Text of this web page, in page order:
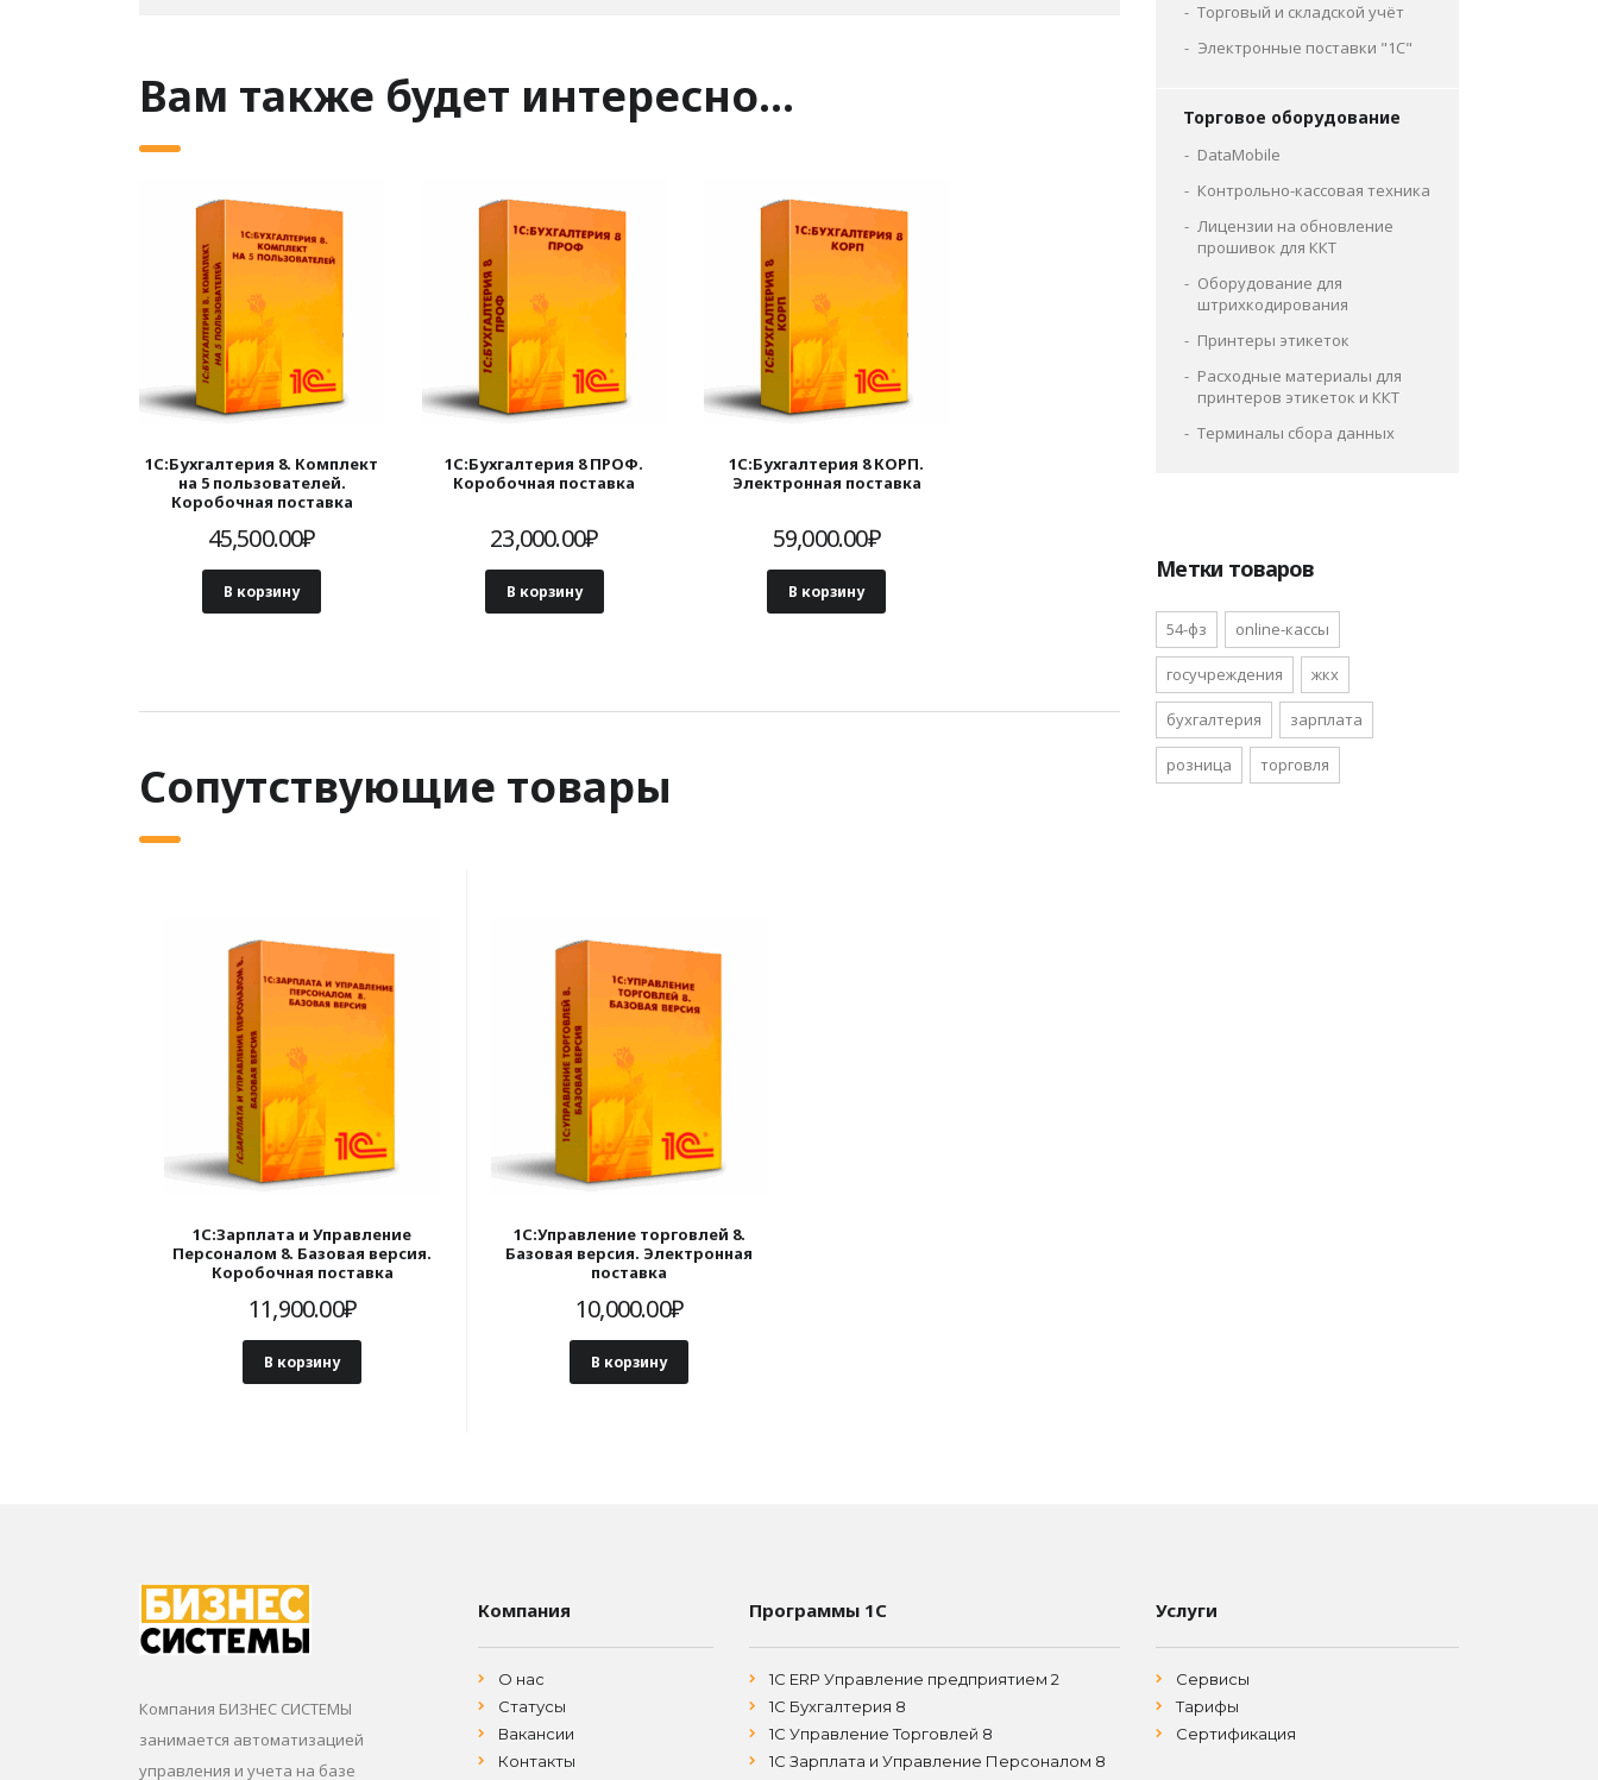
Вам также будет интересно…
1С:Бухгалтерия 8. Комплект
на 5 пользователей.
Коробочная поставка
45,500.00₽
В корзину
1С:Бухгалтерия 8 ПРОФ.
Коробочная поставка
23,000.00₽
В корзину
1С:Бухгалтерия 8 КОРП.
Электронная поставка
59,000.00₽
В корзину
Сопутствующие товары
1С:Зарплата и Управление
Персоналом 8. Базовая версия.
Коробочная поставка
11,900.00₽
В корзину
1С:Управление торговлей 8.
Базовая версия. Электронная
поставка
10,000.00₽
В корзину
Торговый и складской учёт
Электронные поставки "1С"
Торговое оборудование
DataMobile
Контрольно-кассовая техника
Лицензии на обновление
прошивок для ККТ
Оборудование для
штрихкодирования
Принтеры этикеток
Расходные материалы для
принтеров этикеток и ККТ
Терминалы сбора данных
Метки товаров
54-фз online-кассы
госучреждения жкх
бухгалтерия зарплата
розница торговля
Компания БИЗНЕС СИСТЕМЫ
занимается автоматизацией
управления и учета на базе
Компания
О нас
Статусы
Вакансии
Контакты
Программы 1С
1С ERP Управление предприятием 2
1С Бухгалтерия 8
1С Управление Торговлей 8
1С Зарплата и Управление Персоналом 8
Услуги
Сервисы
Тарифы
Сертификация